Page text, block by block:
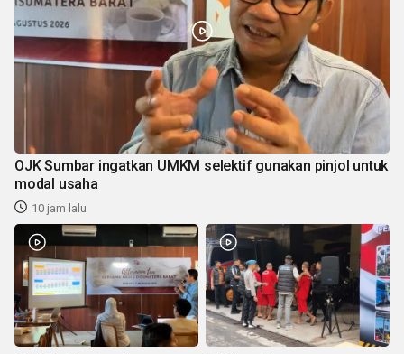
OJK Sumbar ingatkan UMKM selektif gunakan pinjol untuk
modal usaha
10 jam lalu